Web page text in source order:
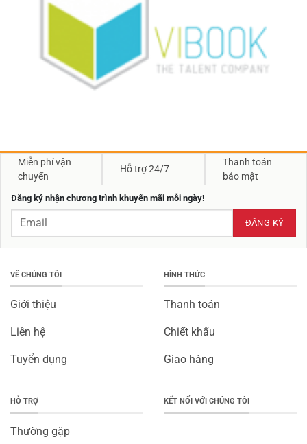
Miễn phí vận
chuyển
Hỗ trợ 24/7
Thanh toán
bảo mật
Đăng ký nhận chương trình khuyến mãi mỗi ngày!
VỀ CHÚNG TÔI
Giới thiệu
Liên hệ
Tuyển dụng
HÌNH THỨC
Thanh toán
Chiết khấu
Giao hàng
HỖ TRỢ
Thường gặp
KẾT NỐI VỚI CHÚNG TÔI